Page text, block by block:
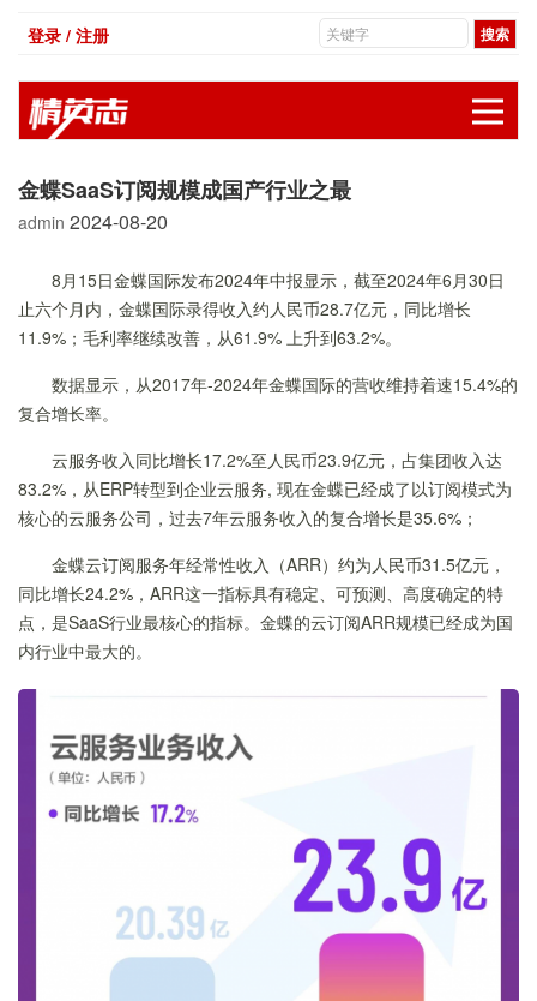
登录 / 注册
金蝶SaaS订阅规模成国产行业之最
admin 2024-08-20
8月15日金蝶国际发布2024年中报显示，截至2024年6月30日
止六个月内，金蝶国际录得收入约人民币28.7亿元，同比增长
11.9%；毛利率继续改善，从61.9% 上升到63.2%。
数据显示，从2017年-2024年金蝶国际的营收维持着速15.4%的
复合增长率。
云服务收入同比增长17.2%至人民币23.9亿元，占集团收入达
83.2%，从ERP转型到企业云服务, 现在金蝶已经成了以订阅模式为
核心的云服务公司，过去7年云服务收入的复合增长是35.6%；
金蝶云订阅服务年经常性收入（ARR）约为人民币31.5亿元，
同比增长24.2%，ARR‌这一指标具有稳定、‌可预测、‌高度确定的特
点，是SaaS行业最核心的指标。金蝶的云订阅ARR规模已经成为国
内行业中最大的。